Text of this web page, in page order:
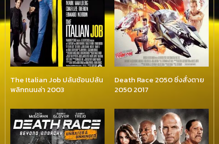
The Italian Job ปล้นซ้อนปล้น
พลิกถนนล่า 2003
Death Race 2050 ซิ่งสั่งตาย
2050 2017